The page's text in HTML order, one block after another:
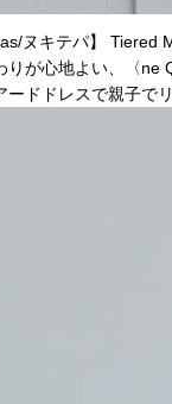
ヌキテパ】 Tiered
りが心地よい、〈ne
ードドレスで親子で